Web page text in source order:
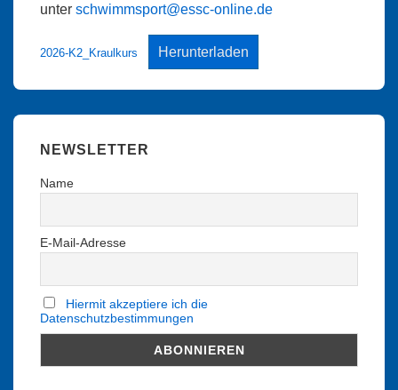
unter schwimmsport@essc-online.de
2026-K2_Kraulkurs Herunterladen
NEWSLETTER
Name
E-Mail-Adresse
Hiermit akzeptiere ich die
Datenschutzbestimmungen